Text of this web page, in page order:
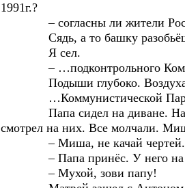
1991г.?
– согласны ли жители России
Сядь, а то башку
Я сел.
– …подконтрольного
Подыши глубоко. Воздуха-то
…Коммунистической
Папа сидел на диване. На
смотрел на них. Все молчали.
– Миша, не качай чертей.
– Папа принёс. У него на
– Мухой, зови папу!